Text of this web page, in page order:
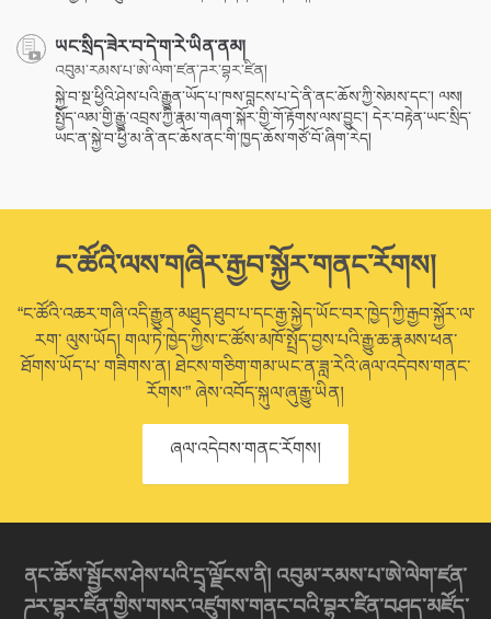
ཡང་སྲིད་ཟེར་བ་དེ་ག་རེ་ཡིན་ནམ།
འབུམ་རམས་པ་ཨེ་ལེག་ཛན་ཌར་བྷར་ཛིན།
སྐྱེ་བ་སྔ་ཕྱིའི་ཤེས་པའི་རྒྱུན་ཡོད་པ་ཁས་བླངས་པ་དེ་ནི་ནང་ཆོས་ཀྱི་སེམས་དང་། ལས།
སྤྱོད་ལམ་གྱི་རྒྱུ་འབྲས་ཀྱི་རྣམ་གཞག་སྐོར་གྱི་གོ་རྟོགས་ལས་བྱུང་། དེར་བརྟེན་ཡང་སྲིད་
ཡང་ན་སྐྱེ་བ་ཕྱི་མ་ནི་ནང་ཆོས་ནང་གི་ཁྱད་ཆོས་གཙོ་བོ་ཞིག་རེད།
ང་ཚོའི་ལས་གཞིར་རྒྱབ་སྐྱོར་གནང་རོགས།
“ང་ཚོའི་འཆར་གཞི་འདི་རྒྱུན་མཐུད་ཐུབ་པ་དང་རྒྱ་སྐྱེད་ཡོང་བར་ཁྱེད་ཀྱི་རྒྱབ་སྐྱོར་ལ་
རག་ ལུས་ཡོད། གལ་ཏེ་ཁྱེད་ཀྱིས་ང་ཚོས་མཁོ་སྤྲོད་བྱས་པའི་རྒྱུ་ཆ་རྣམས་ཕན་
ཐོགས་ཡོད་པ་ གཟིགས་ན། ཐེངས་གཅིག་གམ་ཡང་ན་ཟླ་རེའི་ཞལ་འདེབས་གནང་
རོགས་” ཞེས་འབོད་སྐུལ་ཞུ་རྒྱུ་ཡིན།
ཞལ་འདེབས་གནང་རོགས།
ནང་ཆོས་སྦྱོངས་ཤེས་པའི་དྲྭ་ལྗོངས་ནི། འབུམ་རམས་པ་ཨེ་ལེག་ཛན་
ཌར་བྷར་ཛིན་གྱིས་གསར་འཛུགས་གནང་བའི་བྷར་ཛིན་བཤད་མཛོད་